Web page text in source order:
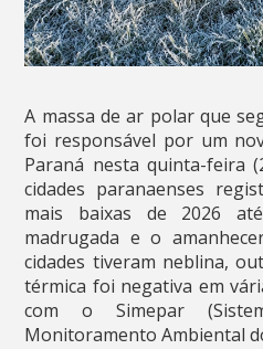
A massa de ar polar que
foi responsável por um
Paraná nesta quinta-feira
cidades paranaenses
mais baixas de 2026
madrugada e o
cidades tiveram neblina,
térmica foi negativa em
com o Simepar
Monitoramento Ambiental